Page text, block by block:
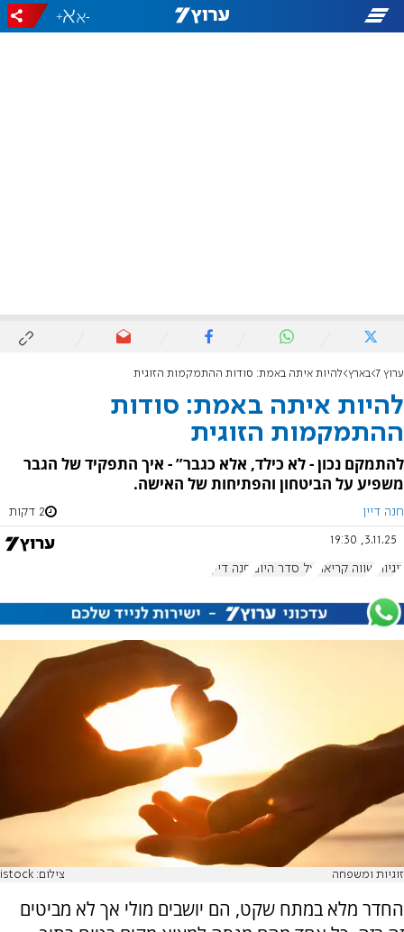
-
+
ערוץ 7 בארץ להיות איתה באמת: סודות ההתמקמות הזוגית
להיות איתה באמת: סודות
ההתמקמות הזוגית
להתמקם נכון - לא כילד, אלא כגבר” - איך התפקיד של הגבר
משפיע על הביטחון והפתיחות של האישה.
חנה דיין 2 דקות
3.11.25, 19:30
זוגיות שווה קריאה על סדר היום חנה דיין
זוגיות ומשפחה צילום: istock
החדר מלא במתח שקט, הם יושבים מולי אך לא מביטים